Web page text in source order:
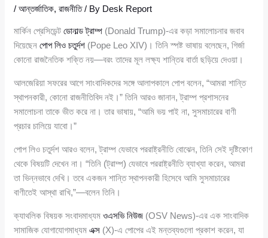
/আন্তর্জাতিক,রাজনীতি/ By Desk Report
মার্কিন প্রেসিডেন্টডোনাল্ড ট্রাম্প (Donald Trump)-এর কড়া সমালোচনার জবাব
দিয়েছেনপোপ লিও চতুর্দশ (Pope Leo XIV)। তিনি স্পষ্ট ভাষায় বলেছেন, গির্জা
কোনো রাজনৈতিক শক্তি নয়—বরং তাদের মূল লক্ষ্য শান্তির বার্তা ছড়িয়ে দেওয়া।
আলজেরিয়া সফরের আগে সাংবাদিকদের সঙ্গে আলাপকালে পোপ বলেন, “আমরা শান্তি
স্থাপনকারী, কোনো রাজনীতিবিদ নই।” তিনি আরও জানান, ট্রাম্প প্রশাসনের
সমালোচনা তাকে ভীত করে না। তার ভাষায়, “আমি ভয় পাই না, সুসমাচারের বাণী
প্রচার চালিয়ে যাবো।”
পোপ লিও চতুর্দশ আরও বলেন, ট্রাম্প যেভাবে পররাষ্ট্রনীতি বোঝেন, তিনি সেই দৃষ্টিকোণ
থেকে বিষয়টি দেখেন না। “তিনি (ট্রাম্প) যেভাবে পররাষ্ট্রনীতি ব্যাখ্যা করেন, আমরা
তা ভিন্নভাবে দেখি। তবে একজন শান্তি স্থাপনকারী হিসেবে আমি সুসমাচারের
বাণীতেই আস্থা রাখি,”—বলেন তিনি।
ক্যাথলিক বিষয়ক সংবাদমাধ্যমওএসভি নিউজ (OSV News)-এর এক সাংবাদিক
সামাজিক যোগাযোগমাধ্যমএক্স (X)-এ পোপের এই মন্তব্যগুলো প্রকাশ করেন, যা